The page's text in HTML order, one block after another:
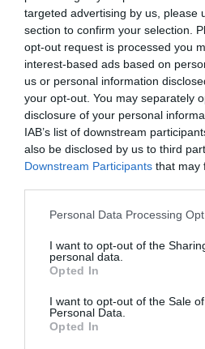
targeted advertising by us, please
section to confirm your selection.
opt-out request is processed you
interest-based ads based on
us or personal information
your opt-out. You may separately
disclosure of your personal
IAB’s list of downstream
also be disclosed by us to third
Downstream Participants that may
Personal Data Processing
I want to opt-out of the
personal data.
Opted In
I want to opt-out of the Sale
Personal Data.
Opted In
Dostępne
kolory filamentu
Clear Red
Średnica
filamentu
Waga filamentu
na rolce
Ilość w
opakowaniu
1 szt./opak.
Podciśnieniowe
zabezpieczenie
wilgoci
Filament
nawinięty na
szpulę
Tak
informacji
Deklarowana waga jest wagą minimalną i